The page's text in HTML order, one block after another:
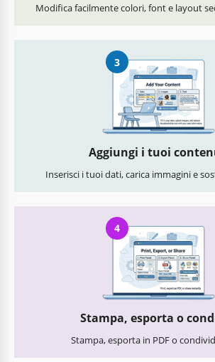
Modifica facilmente colori, font e layout
3
Aggiungi i tuoi
Inserisci i tuoi dati, carica immagini e
4
Stampa, esporta o
Stampa, esporta in PDF o